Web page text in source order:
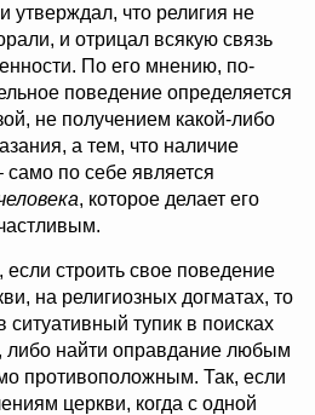
что религия не
и отрицал всякую связь
По его мнению, по-
поведение определяется
не получением какой-либо
а тем, что наличие
само по себе является
, которое делает его
если строить свое поведение
на религиозных догматах, то
ситуативный тупик в поисках
либо найти оправдание любым
противоположным. Так, если
церкви, когда с одной